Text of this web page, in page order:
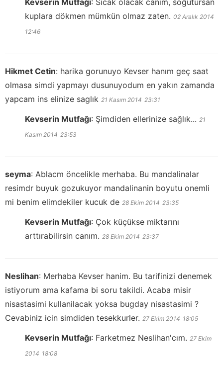
Kevserin Mutfağı: Sıcak olacak canım, soğutursan
kuplara dökmen mümkün olmaz zaten. 02 Aralık 2014
12:46
Hikmet Cetin: harika gorunuyo Kevser hanım geç saat
olmasa simdi yapmayı dusunuyodum en yakın zamanda
yapcam ins elinize saglık 21 Kasım 2014 23:31
Kevserin Mutfağı: Şimdiden ellerinize sağlık... 21
Kasım 2014 23:53
seyma: Ablacm öncelikle merhaba. Bu mandalinalar
resimdr buyuk gozukuyor mandalinanin boyutu onemli
mi benim elimdekiler kucuk de 28 Ekim 2014 23:35
Kevserin Mutfağı: Çok küçükse miktarını
arttırabilirsin canım. 28 Ekim 2014 23:37
Neslihan: Merhaba Kevser hanim. Bu tarifinizi denemek
istiyorum ama kafama bi soru takildi. Acaba misir
nisastasimi kullanilacak yoksa bugday nisastasimi ?
Cevabiniz icin simdiden tesekkurler. 27 Ekim 2014 18:05
Kevserin Mutfağı: Farketmez Neslihan'cım. 27 Ekim
2014 18:08